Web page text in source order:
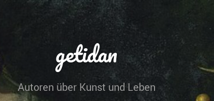
getidan
Autoren über Kunst und Leben